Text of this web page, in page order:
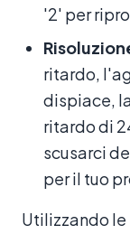
'2' per
ritardo,
dispiace,
ritardo di
scusarci
per il tuo
Utilizzando le